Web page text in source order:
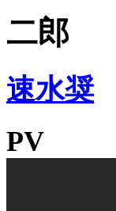
二郎
速水奨
PV